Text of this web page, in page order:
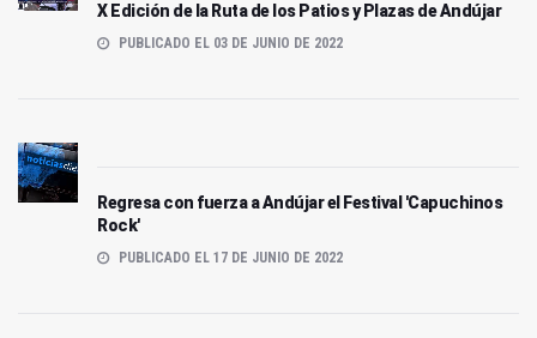
X Edición de la Ruta de los Patios y Plazas de Andújar
PUBLICADO EL 03 DE JUNIO DE 2022
Regresa con fuerza a Andújar el Festival 'Capuchinos
Rock'
PUBLICADO EL 17 DE JUNIO DE 2022